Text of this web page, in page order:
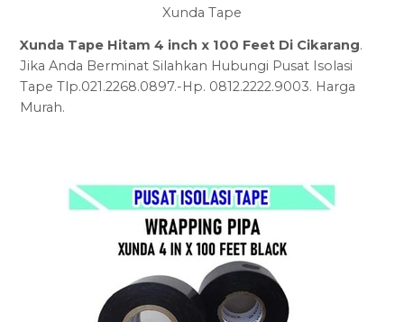
Xunda Tape
Xunda Tape Hitam 4 inch x 100 Feet Di Cikarang.
Jika Anda Berminat Silahkan Hubungi Pusat Isolasi
Tape Tlp.021.2268.0897.-Hp. 0812.2222.9003. Harga
Murah.